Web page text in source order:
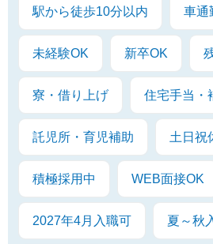
駅から徒歩10分以内 車通
未経験OK 新卒OK
寮・借り上げ 住宅手当・
託児所・育児補助 土日祝
積極採用中 WEB面接OK
2027年4月入職可 夏～秋